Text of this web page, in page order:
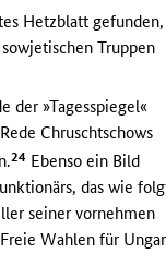
Hetzblatt gefunden,
Truppen
der »Tagesspiegel«
Chruschtschows
24 Ebenso ein Bild
das wie
seiner vornehmen
Wahlen für